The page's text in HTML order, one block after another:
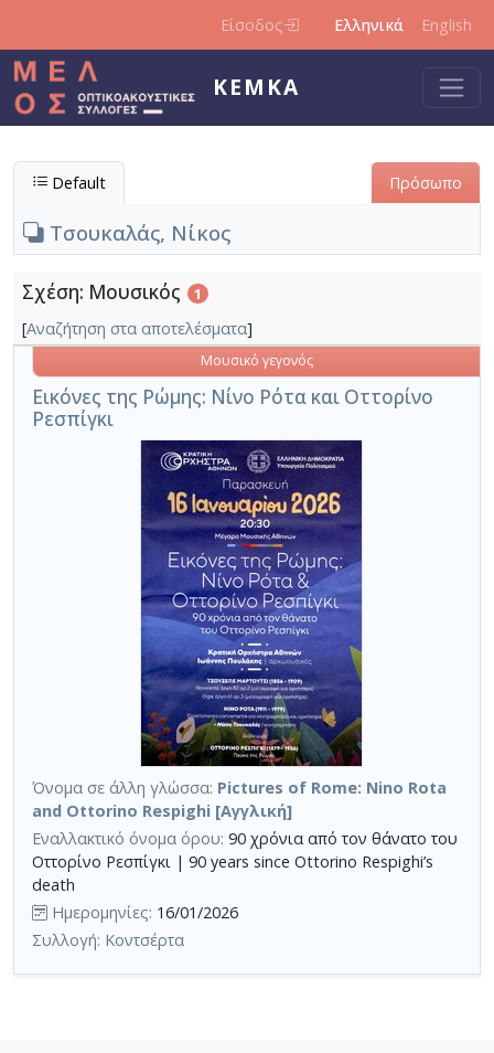
Είσοδος Ελληνικά English
ΚΕΜΚΑ
Default Πρόσωπο
Τσουκαλάς, Νίκος
Σχέση: Μουσικός 1
[Αναζήτηση στα αποτελέσματα]
Εικόνες της Ρώμης: Νίνο Ρότα και Οττορίνο
Ρεσπίγκι
Μουσικό γεγονός
Όνομα σε άλλη γλώσσα: Pictures of Rome: Nino Rota
and Ottorino Respighi [Αγγλική]
Εναλλακτικό όνομα όρου: 90 χρόνια από τον θάνατο του
Οττορίνο Ρεσπίγκι | 90 years since Ottorino Respighi’s
death
Ημερομηνίες: 16/01/2026
Συλλογή: Κοντσέρτα